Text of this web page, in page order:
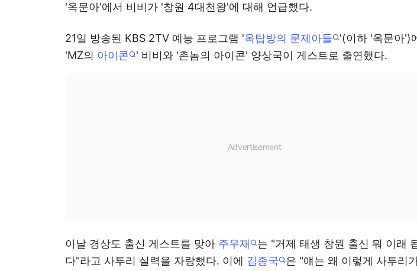
'옥문아'에서 비비가 '창원 4대천왕'에 대해 언급했다.
21일 방송된 KBS 2TV 예능 프로그램 '옥탑방의 문제아들
'(이하 '옥문아')
'MZ의 아이콘 ' 비비와 '촌놈의 아이콘' 양상국이 게스트로 출연했다.
이날 경상도 출신 게스트를 맞아 주우재
는 "거제 태생 창원 출신 뭐 이래
다"라고 사투리 실력을 자랑했다. 이에 김종국
은 "얘는 왜 이렇게 사투리